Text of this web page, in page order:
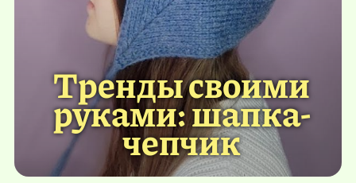
Тренды своими
руками: шапка-
чепчик